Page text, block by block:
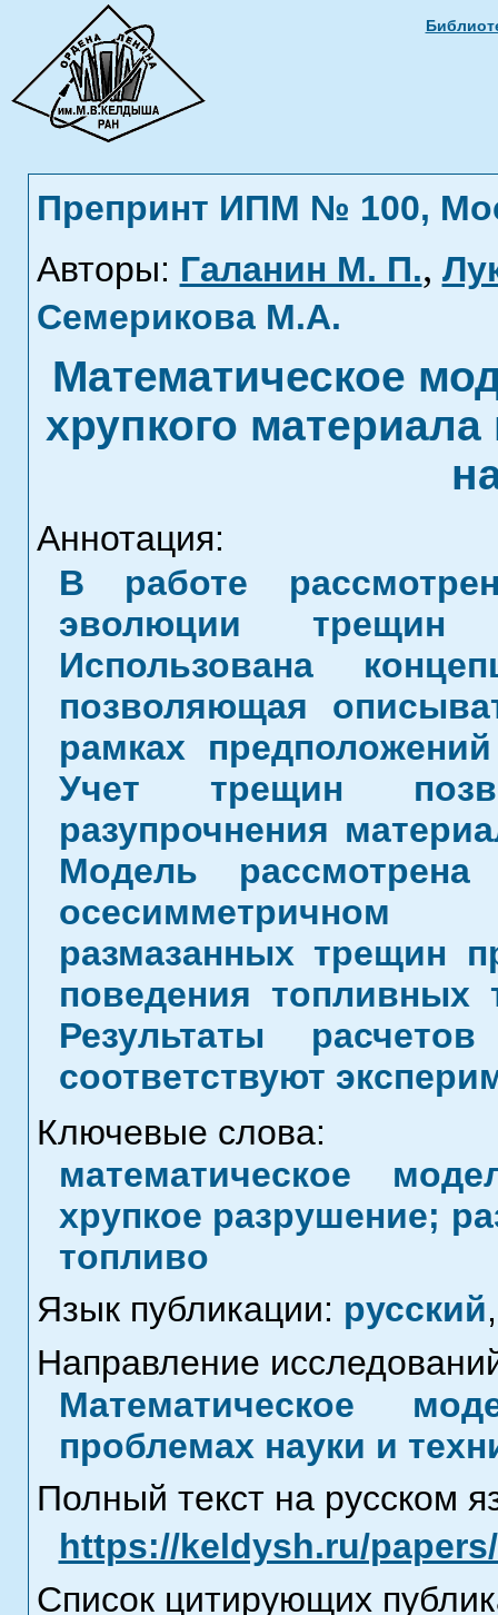
Препринт ИПМ № 100,
Авторы: Галанин М. П.,
Семерикова М.А.
Математическое
хрупкого
Аннотация:
В работе
эволюции
Использована
позволяющая
рамках
Учет трещин
разупрочнения
Модель
размазанных трещин
поведения топливных
Результаты
соответствуют
Ключевые слова:
математическое
хрупкое разрушение;
топливо
Язык публикации: русский,
Направление
Математическое
проблемах науки и
Полный текст на русском
https://keldysh.ru/
Список цитирующих